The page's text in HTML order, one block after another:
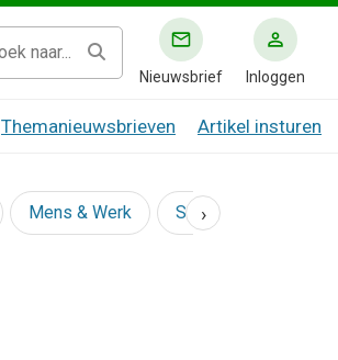
Nieuwsbrief Inloggen
Themanieuwsbrieven Artikel insturen
Mens & Werk Social
›